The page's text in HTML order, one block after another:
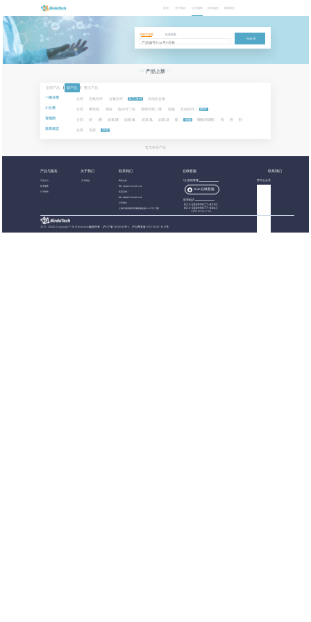
首页 关于我们 分子砌块 技术服务 联系我们
关键字搜索
批量搜索
Search
NEW PRODUCTS
产品上新
全部产品 新产品 重点产品
一级分类 全部 含氧杂环 含氮杂环 其它杂环 其他化合物
小分类 全部 硫杂环丁烷 噻唑和噻二唑 噁嗪 其他杂环 稠环
官能团 全部 腈 酮 卤素:碘 卤素:氟 卤素:氯 卤素:溴 酯 羧酸 硼酸和硼酯 胺 醛
库库状态 全部 现货 期货
暂无相关产品
产品与服务 关于我们 联系我们 在线客服 联系我们
产品中心
技术服务
分子砌块
关于都创
商务合作：
BB_sales@birdotech.com
意见反馈：
BB_sales@birdotech.com
公司地址：
上海市浦东新区周浦镇蓝靛路1199号1号楼
QQ在线客服
Web在线客服
联系电话
021-58099077-8102
021-58099077-8041
工作日 09:00-17:00
官方公众号
2015 - 2023© Copyright © 2019 Birdotech版权所有 , 沪ICP备15032529号-2 沪公网安备 31011502016361号